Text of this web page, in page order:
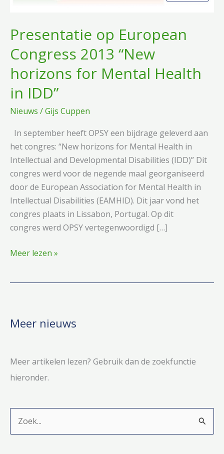
Presentatie op European
Congress 2013 “New
horizons for Mental Health
in IDD”
Nieuws /Gijs Cuppen
In september heeft OPSY een bijdrage geleverd aan
het congres: “New horizons for Mental Health in
Intellectual and Developmental Disabilities (IDD)” Dit
congres werd voor de negende maal georganiseerd
door de European Association for Mental Health in
Intellectual Disabilities (EAMHID). Dit jaar vond het
congres plaats in Lissabon, Portugal. Op dit
congres werd OPSY vertegenwoordigd […]
Presentatie
“New
Mental
Health
Meer lezen »
Meer nieuws
Meer artikelen lezen? Gebruik dan de zoekfunctie
hieronder.
o